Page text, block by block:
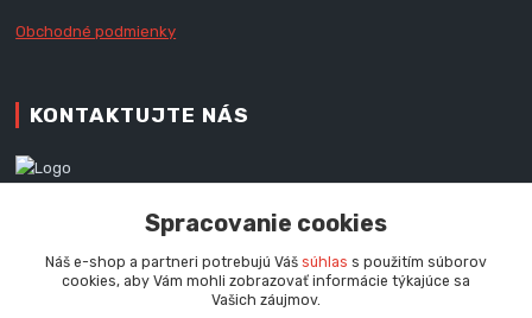
Obchodné podmienky
KONTAKTUJTE NÁS
+421 905 060 020
info@redx-stany.sk
Spracovanie cookies
Náš e-shop a partneri potrebujú Váš súhlas s použitím súborov
cookies, aby Vám mohli zobrazovať informácie týkajúce sa
Vašich záujmov.